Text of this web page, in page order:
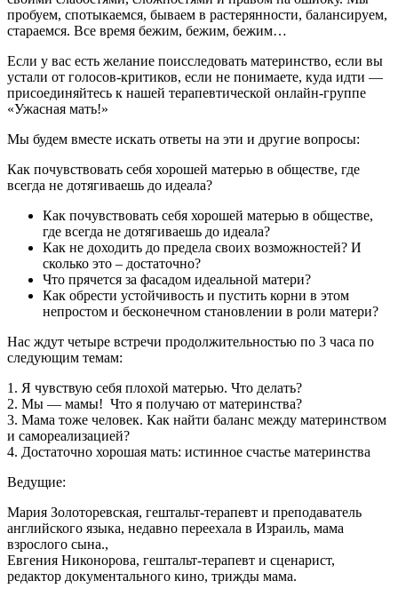
пробуем, спотыкаемся, бываем в растерянности, балансируем,
стараемся. Все время бежим, бежим, бежим…
Если у вас есть желание поисследовать материнство, если вы
устали от голосов-критиков, если не понимаете, куда идти —
присоединяйтесь к нашей терапевтической онлайн-группе
«Ужасная мать!»
Мы будем вместе искать ответы на эти и другие вопросы:
Как почувствовать себя хорошей матерью в обществе, где
всегда не дотягиваешь до идеала?
Как почувствовать себя хорошей матерью в обществе,
где всегда не дотягиваешь до идеала?
Как не доходить до предела своих возможностей? И
сколько это – достаточно?
Что прячется за фасадом идеальной матери?
Как обрести устойчивость и пустить корни в этом
непростом и бесконечном становлении в роли матери?
Нас ждут четыре встречи продолжительностью по 3 часа по
следующим темам:
1. Я чувствую себя плохой матерью. Что делать?
2. Мы — мамы! Что я получаю от материнства?
3. Мама тоже человек. Как найти баланс между материнством
и самореализацией?
4. Достаточно хорошая мать: истинное счастье материнства
Ведущие:
Мария Золоторевская, гештальт-терапевт и преподаватель
английского языка, недавно переехала в Израиль, мама
взрослого сына.,
Евгения Никонорова, гештальт-терапевт и сценарист,
редактор документального кино, трижды мама.